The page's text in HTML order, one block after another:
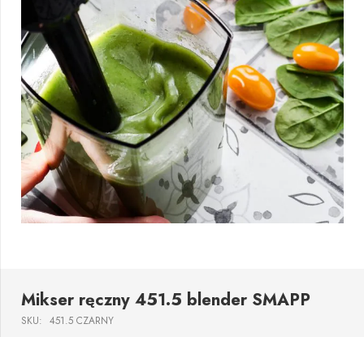
Mikser ręczny 451.5 blender SMAPP
SKU: 451.5 CZARNY